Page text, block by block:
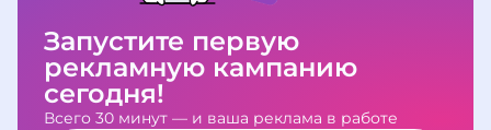
Запустите первую
рекламную кампанию
сегодня!
Всего 30 минут — и ваша реклама в работе